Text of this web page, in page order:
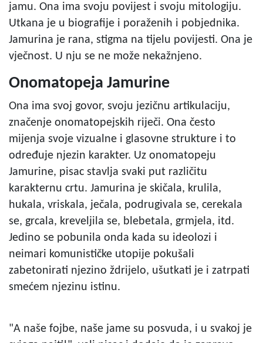
jamu. Ona ima svoju povijest i svoju mitologiju.
Utkana je u biografije i poraženih i pobjednika.
Jamurina je rana, stigma na tijelu povijesti. Ona je
vječnost. U nju se ne može nekažnjeno.
Onomatopeja Jamurine
Ona ima svoj govor, svoju jezičnu artikulaciju,
značenje onomatopejskih riječi. Ona često
mijenja svoje vizualne i glasovne strukture i to
određuje njezin karakter. Uz onomatopeju
Jamurine, pisac stavlja svaki put različitu
karakternu crtu. Jamurina je skičala, krulila,
hukala, vriskala, ječala, podrugivala se, cerekala
se, grcala, kreveljila se, blebetala, grmjela, itd.
Jedino se pobunila onda kada su ideolozi i
neimari komunističke utopije pokušali
zabetonirati njezino ždrijelo, ušutkati je i zatrpati
smećem njezinu istinu.
"A naše fojbe, naše jame su posvuda, i u svakoj je